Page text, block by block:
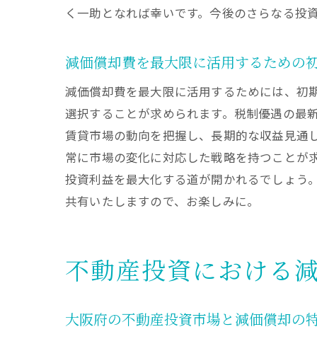
大
く一助となれば幸いです。今後のさらなる
減価償却費を最大限に活用するための
減価償却費を最大限に活用するためには、初
選択することが求められます。税制優遇の最
賃貸市場の動向を把握し、長期的な収益見通
常に市場の変化に対応した戦略を持つことが
投資利益を最大化する道が開かれるでしょう
共有いたしますので、お楽しみに。
不動産投資における
大阪府の不動産投資市場と減価償却の